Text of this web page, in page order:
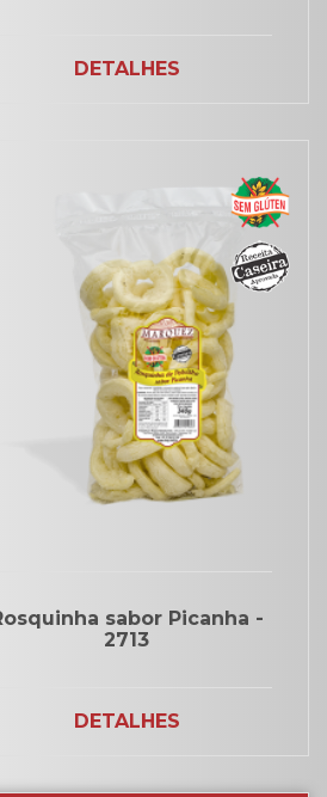
DETALHES
sabor Picanha -
2713
DETALHES